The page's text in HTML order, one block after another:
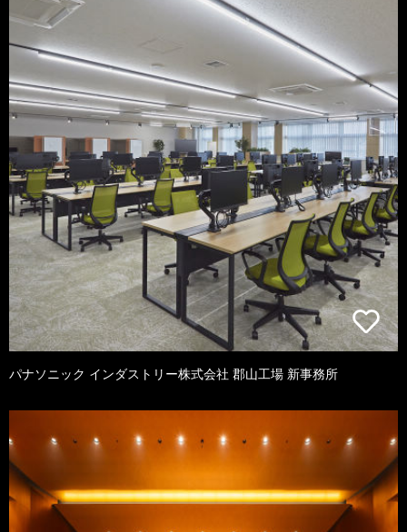
パナソニック インダストリー株式会社 郡山工場 新事務所